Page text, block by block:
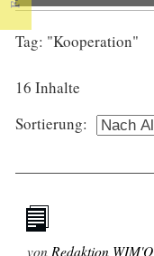
Tag: "Kooperation"
16 Inhalte
Sortierung:
von Redaktion WIM'O